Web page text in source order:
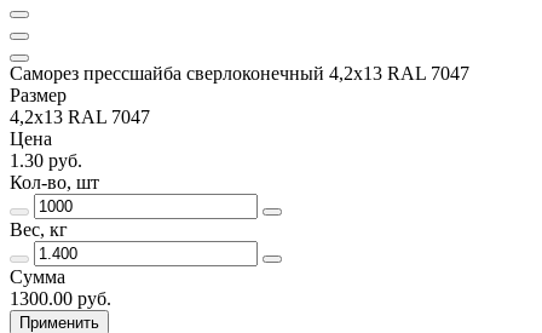
Саморез прессшайба сверлоконечный 4,2х13 RAL 7047
Размер
4,2х13 RAL 7047
Цена
1.30 руб.
Кол-во, шт
Вес, кг
Сумма
1300.00 руб.
Применить